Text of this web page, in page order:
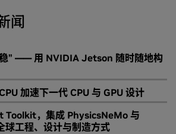
闻
” —— 用 NVIDIA Jetson 随时随地构
加速下一代 CPU 与 GPU 设计
Toolkit，集成 PhysicsNeMo 与
球工程、设计与制造方式